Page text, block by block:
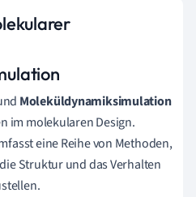
Moleküldynamiksimulation
im molekularen Design.
eine Reihe von Methoden,
Struktur und das Verhalten